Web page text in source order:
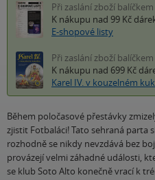
Při zaslání zboží balíčkem
K nákupu nad 99 Kč
E-shopové listy
Při zaslání zboží balíčkem
K nákupu nad 699 Kč
Karel IV. v kouzelném
Během poločasové přestávky
zjistit Fotbaláci! Tato sehraná parta
rozhodně se nikdy nevzdává bez
provázejí velmi záhadné události,
se klub Soto Alto konečně vrací k